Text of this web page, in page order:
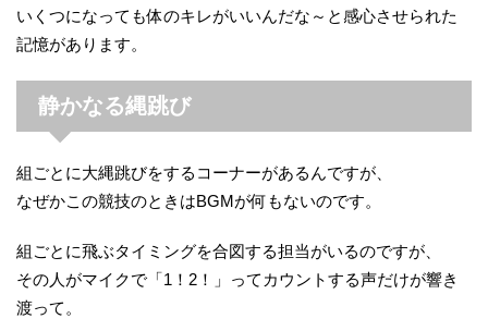
いくつになっても体のキレがいいんだな～と感心させられた
記憶があります。
静かなる縄跳び
組ごとに大縄跳びをするコーナーがあるんですが、
なぜかこの競技のときはBGMが何もないのです。
組ごとに飛ぶタイミングを合図する担当がいるのですが、
その人がマイクで「1！2！」ってカウントする声だけが響き
渡って。